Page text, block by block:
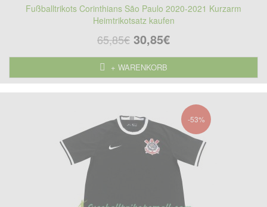
Fußballtrikots Corinthians São Paulo 2020-2021 Kurzarm
Heimtrikotsatz kaufen
65,85€ 30,85€
+ WARENKORB
-53%